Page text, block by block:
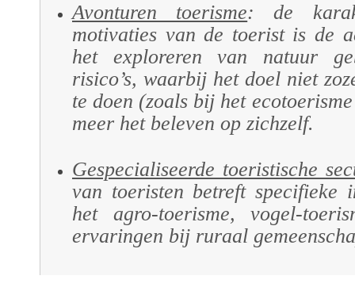
Avonturen toerisme: de
motivaties van de toerist is de
het exploreren van natuur
risico’s, waarbij het doel niet
te doen (zoals bij het
meer het beleven op zichzelf.
Gespecialiseerde toeristische
van toeristen betreft specifieke
het agro-toerisme, vogel-
ervaringen bij ruraal